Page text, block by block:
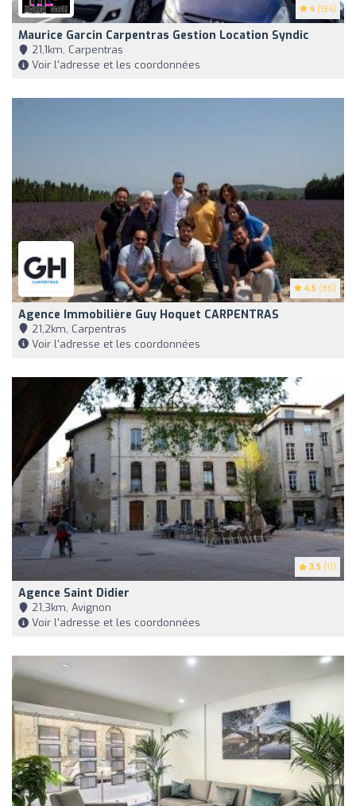
4 (134)
Maurice Garcin Carpentras Gestion Location Syndic
21,1km, Carpentras
Voir l'adresse et les coordonnées
4.5 (86)
Agence Immobilière Guy Hoquet CARPENTRAS
21,2km, Carpentras
Voir l'adresse et les coordonnées
3.5 (11)
Agence Saint Didier
21,3km, Avignon
Voir l'adresse et les coordonnées